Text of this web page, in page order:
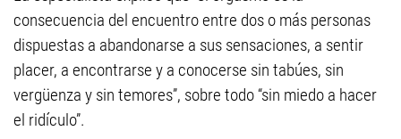
consecuencia del encuentro entre dos o más personas
dispuestas a abandonarse a sus sensaciones, a sentir
placer, a encontrarse y a conocerse sin tabúes, sin
vergüenza y sin temores”, sobre todo “sin miedo a hacer
el ridículo”.